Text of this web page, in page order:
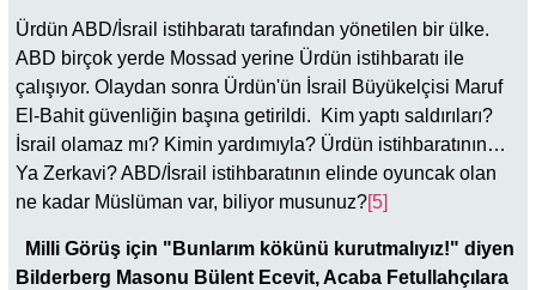
Ürdün ABD/İsrail istihbaratı tarafından yönetilen bir ülke.
ABD birçok yerde Mossad yerine Ürdün istihbaratı ile
çalışıyor. Olaydan sonra Ürdün'ün İsrail Büyükelçisi Maruf
El-Bahit güvenliğin başına getirildi. Kim yaptı saldırıları?
İsrail olamaz mı? Kimin yardımıyla? Ürdün istihbaratının…
Ya Zerkavi? ABD/İsrail istihbaratının elinde oyuncak olan
ne kadar Müslüman var, biliyor musunuz?[5]
Milli Görüş için "Bunlarım kökünü kurutmalıyız!" diyen
Bilderberg Masonu Bülent Ecevit, Acaba Fetullahçılara